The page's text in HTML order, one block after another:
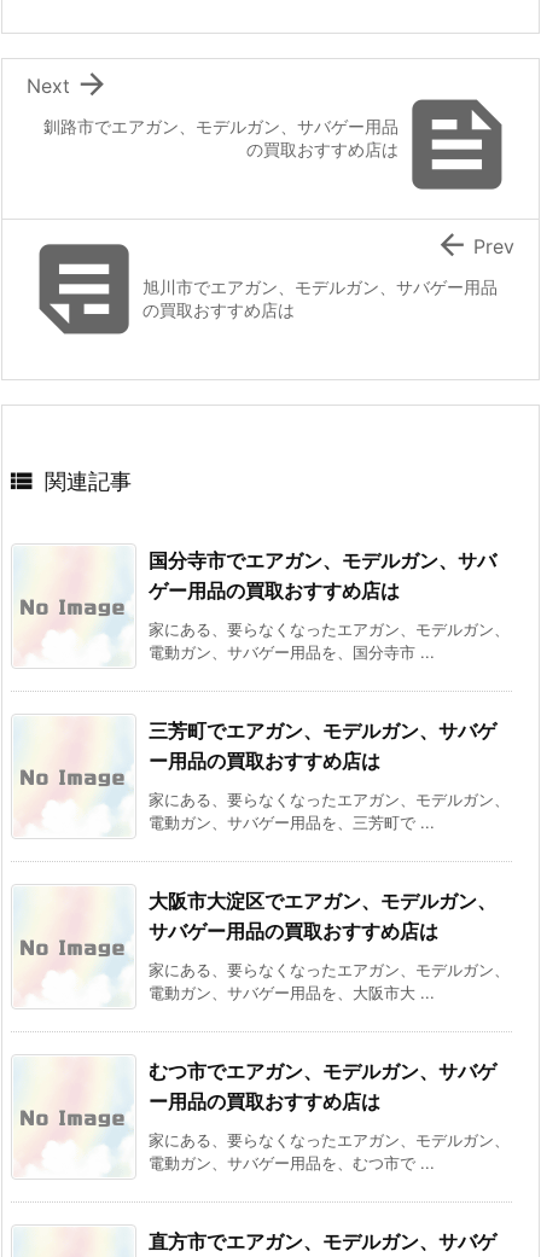

釧路市でエアガン、モデルガン、サバゲー用品
の買取おすすめ店は

Next
旭川市でエアガン、モデルガン、サバゲー用品
の買取おすすめ店は
 Prev
 関連記事
国分寺市でエアガン、モデルガン、サバ
ゲー用品の買取おすすめ店は
家にある、要らなくなったエアガン、モデルガン、
電動ガン、サバゲー用品を、国分寺市 ...
三芳町でエアガン、モデルガン、サバゲ
ー用品の買取おすすめ店は
家にある、要らなくなったエアガン、モデルガン、
電動ガン、サバゲー用品を、三芳町で ...
大阪市大淀区でエアガン、モデルガン、
サバゲー用品の買取おすすめ店は
家にある、要らなくなったエアガン、モデルガン、
電動ガン、サバゲー用品を、大阪市大 ...
むつ市でエアガン、モデルガン、サバゲ
ー用品の買取おすすめ店は
家にある、要らなくなったエアガン、モデルガン、
電動ガン、サバゲー用品を、むつ市で ...
直方市でエアガン、モデルガン、サバゲ